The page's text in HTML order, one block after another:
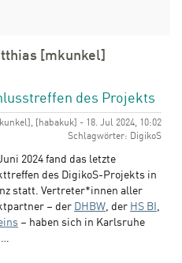
[mkunkel]
des Projekts
[habakuk] - 18. Jul 2024, 10:02
Schlagwörter: DigikoS
2024 fand das letzte
des DigikoS-Projekts in
statt. Vertreter*innen aller
– der DHBW, der HS BI ,
– haben sich in Karlsruhe
…